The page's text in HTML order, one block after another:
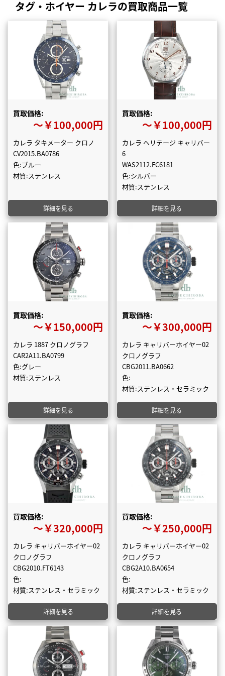
タグ・ホイヤー カレラの買取商品一覧
買取価格:
〜￥100,000円
カレラ タキメーター クロノ
CV2015.BA0786
色:ブルー
材質:ステンレス
詳細を見る
買取価格:
〜￥100,000円
カレラ ヘリテージ キャリバー
6
WAS2112.FC6181
色:シルバー
材質:ステンレス
詳細を見る
買取価格:
〜￥150,000円
カレラ 1887 クロノグラフ
CAR2A11.BA0799
色:グレー
材質:ステンレス
詳細を見る
買取価格:
〜￥300,000円
カレラ キャリバーホイヤー02
クロノグラフ
CBG2011.BA0662
色:
材質:ステンレス・セラミック
詳細を見る
買取価格:
〜￥320,000円
カレラ キャリバーホイヤー02
クロノグラフ
CBG2010.FT6143
色:
材質:ステンレス・セラミック
詳細を見る
買取価格:
〜￥250,000円
カレラ キャリバーホイヤー02
クロノグラフ
CBG2A10.BA0654
色:
材質:ステンレス・セラミック
詳細を見る